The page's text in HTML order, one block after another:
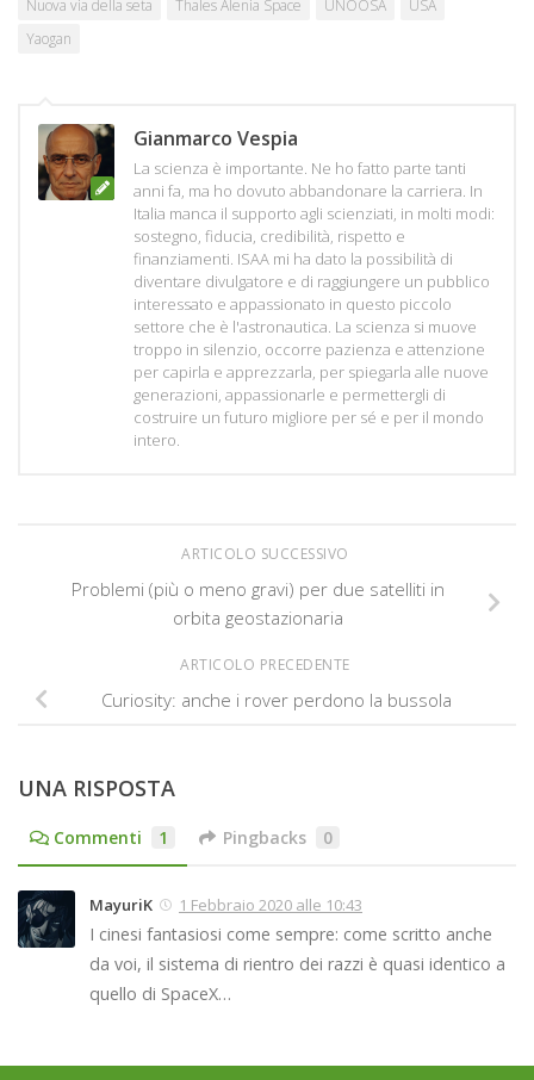
Nuova via della seta
Thales Alenia Space UNOOSA
USA
Yaogan
Gianmarco Vespia
La scienza è importante. Ne ho fatto parte tanti
anni fa, ma ho dovuto abbandonare la carriera. In
Italia manca il supporto agli scienziati, in molti modi:
sostegno, fiducia, credibilità, rispetto e
finanziamenti. ISAA mi ha dato la possibilità di
diventare divulgatore e di raggiungere un pubblico
interessato e appassionato in questo piccolo
settore che è l'astronautica. La scienza si muove
troppo in silenzio, occorre pazienza e attenzione
per capirla e apprezzarla, per spiegarla alle nuove
generazioni, appassionarle e permettergli di
costruire un futuro migliore per sé e per il mondo
intero.
ARTICOLO SUCCESSIVO
Problemi (più o meno gravi) per due satelliti in
orbita geostazionaria
ARTICOLO PRECEDENTE
Curiosity: anche i rover perdono la bussola
UNA RISPOSTA
Commenti 1 Pingbacks 0
MayuriK 1 Febbraio 2020 alle 10:43
I cinesi fantasiosi come sempre: come scritto anche
da voi, il sistema di rientro dei razzi è quasi identico a
quello di SpaceX…